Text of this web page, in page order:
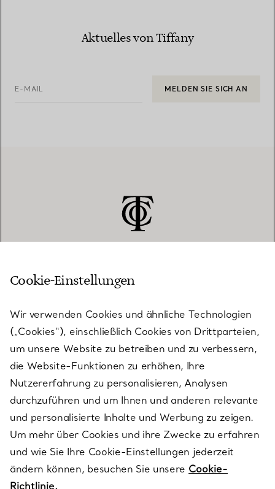
Aktuelles von Tiffany
E-MAIL MELDEN SIE SICH AN
KUNDENSERVICE
SERVICES
ÜBER TIFFANY & CO.
RECHTLICHE HINWEISE
FOLGEN SIE UNS
Cookie-Einstellungen
Wir verwenden Cookies und ähnliche Technologien
(„Cookies“), einschließlich Cookies von Drittparteien,
um unsere Website zu betreiben und zu verbessern,
die Website-Funktionen zu erhöhen, Ihre
Nutzererfahrung zu personalisieren, Analysen
durchzuführen und um Ihnen und anderen relevante
und personalisierte Inhalte und Werbung zu zeigen.
Um mehr über Cookies und ihre Zwecke zu erfahren
und wie Sie Ihre Cookie-Einstellungen jederzeit
ändern können, besuchen Sie unsere Cookie-
Richtlinie.